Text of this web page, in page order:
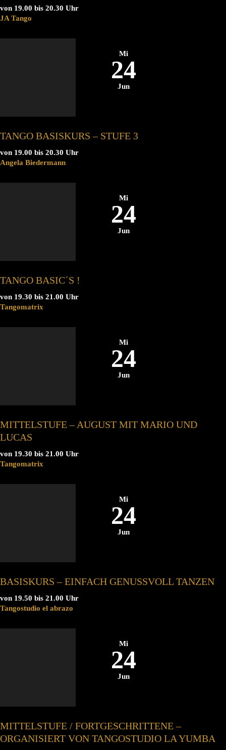
von 19.00 bis 20.30 Uhr
JA Tango
Mi
24
Jun
TANGO BASISKURS – STUFE 3
von 19.00 bis 20.30 Uhr
Angela Biedermann
Mi
24
Jun
TANGO BASIC´S !
von 19.30 bis 21.00 Uhr
Tangomatrix
Mi
24
Jun
MITTELSTUFE – AUGUST MIT MARIO UND
LUCAS
von 19.30 bis 21.00 Uhr
Tangomatrix
Mi
24
Jun
BASISKURS – EINFACH GENUSSVOLL TANZEN
von 19.50 bis 21.00 Uhr
Tangostudio el abrazo
Mi
24
Jun
MITTELSTUFE / FORTGESCHRITTENE –
ORGANISIERT VON TANGOSTUDIO LA YUMBA